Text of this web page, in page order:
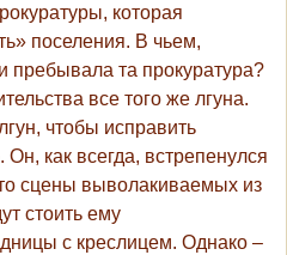
которая
поселения. В чьем,
пребывала та прокуратура?
все того же лгуна.
чтобы исправить
как всегда, встрепенулся
сцены выволакиваемых из
стоить ему
с креслицем. Однако –